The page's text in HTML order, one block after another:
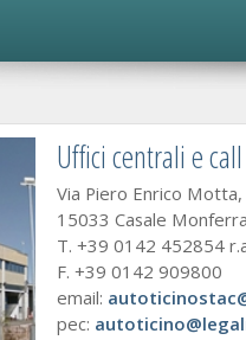
Uffici centrali e
Via Piero Enrico
15033 Casale
T. +39 0142 452854
F. +39 0142 909800
email:
pec: